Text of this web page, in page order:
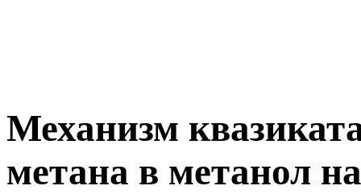
Механизм
метана в метанол